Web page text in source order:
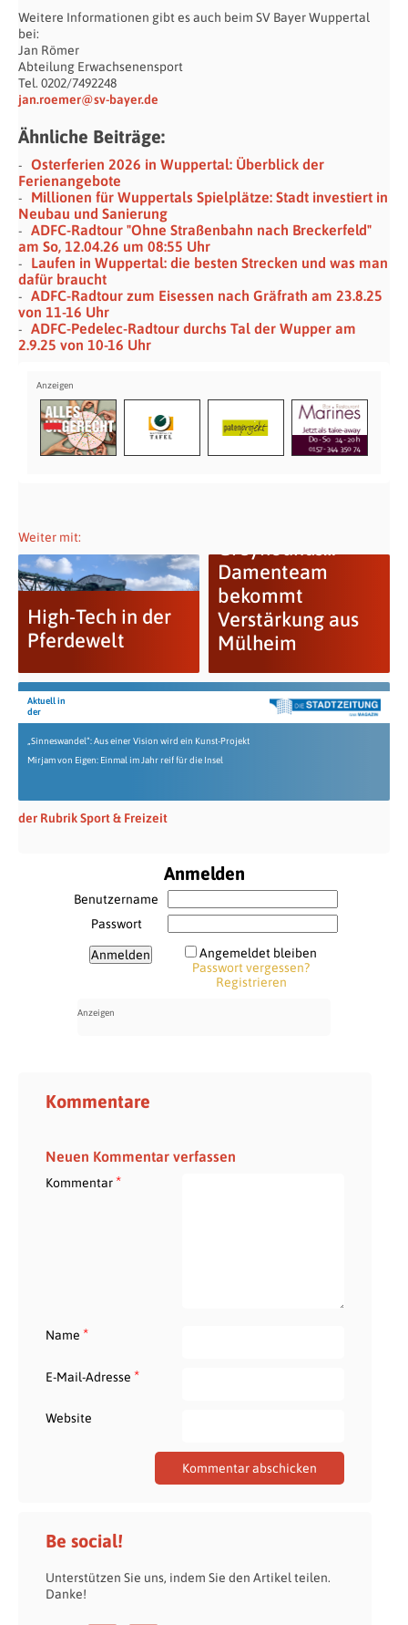
Weitere Informationen gibt es auch beim SV Bayer Wuppertal
bei:
Jan Römer
Abteilung Erwachsenensport
Tel. 0202/7492248
jan.roemer@sv-bayer.de
Ähnliche Beiträge:
Osterferien 2026 in Wuppertal: Überblick der
Ferienangebote
Millionen für Wuppertals Spielplätze: Stadt investiert in
Neubau und Sanierung
ADFC-Radtour "Ohne Straßenbahn nach Breckerfeld"
am So, 12.04.26 um 08:55 Uhr
Laufen in Wuppertal: die besten Strecken und was man
dafür braucht
ADFC-Radtour zum Eisessen nach Gräfrath am 23.8.25
von 11-16 Uhr
ADFC-Pedelec-Radtour durchs Tal der Wupper am
2.9.25 von 10-16 Uhr
Weiter mit:
High-Tech in der
Pferdewelt
Damenteam
bekommt
Verstärkung aus
Mülheim
Aktuell in
der
„Sinneswandel“: Aus einer Vision wird ein Kunst-Projekt
Mirjam von Eigen: Einmal im Jahr reif für die Insel
der Rubrik Sport & Freizeit
Anmelden
Benutzername
Passwort
Angemeldet bleiben
Passwort vergessen?
Registrieren
Kommentare
Neuen Kommentar verfassen
Kommentar*
Name *
E-Mail-Adresse *
Website
Be social!
Unterstützen Sie uns, indem Sie den Artikel teilen.
Danke!